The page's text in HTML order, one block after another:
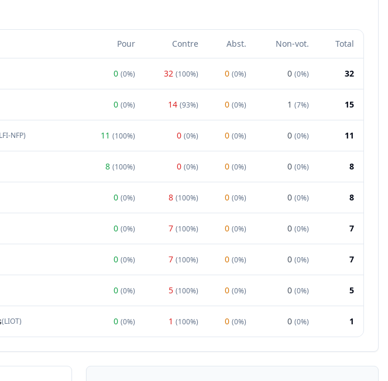
Pour Contre Abst. Non-vot. Total
0 (0%) 32 (100%) 0 (0%) 0 (0%) 32
0 (0%) 14 (93%) 0 (0%) 1 (7%) 15
LFI-NFP) 11 (100%) 0 (0%) 0 (0%) 0 (0%) 11
8 (100%) 0 (0%) 0 (0%) 0 (0%) 8
0 (0%) 8 (100%) 0 (0%) 0 (0%) 8
0 (0%) 7 (100%) 0 (0%) 0 (0%) 7
0 (0%) 7 (100%) 0 (0%) 0 (0%) 7
0 (0%) 5 (100%) 0 (0%) 0 (0%) 5
(LIOT) 0 (0%) 1 (100%) 0 (0%) 0 (0%) 1